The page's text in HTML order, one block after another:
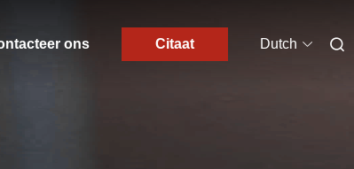
ons Citaat Dutch